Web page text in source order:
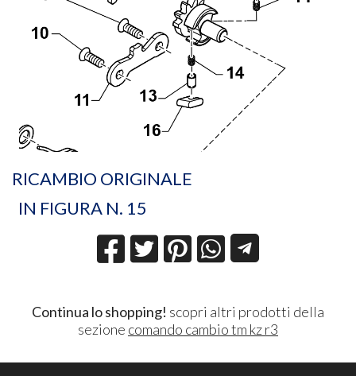
RICAMBIO ORIGINALE
IN FIGURA N. 15
Continua lo shopping! scopri altri prodotti della
sezione comando cambio tm kz r3